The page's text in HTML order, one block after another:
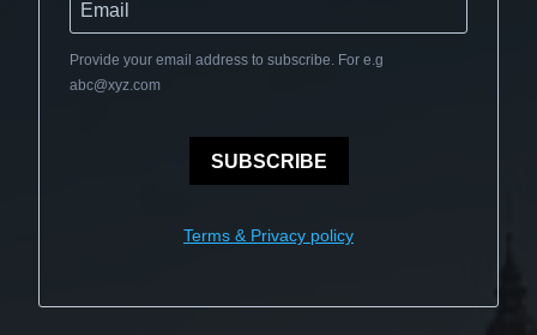
Provide your email address to subscribe. For e.g
abc@xyz.com
SUBSCRIBE
Terms & Privacy policy